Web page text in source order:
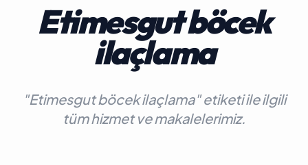
Etimesgut böcek
ilaçlama
"Etimesgut böcek ilaçlama" etiketi ile ilgili
tüm hizmet ve makalelerimiz.